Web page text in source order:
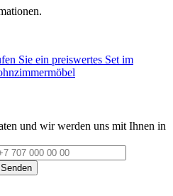
Sie ein preiswertes Set im
und wir werden uns mit Ihnen in
Senden